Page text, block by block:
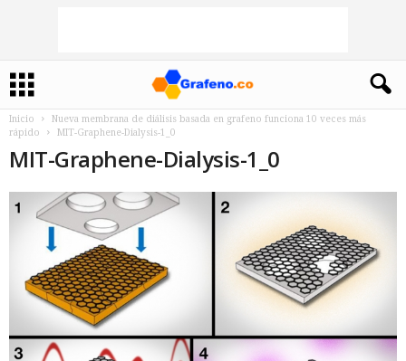
Inicio
Nueva membrana de diálisis basada en grafeno funciona 10 veces más
rápido
MIT-Graphene-Dialysis-1_0
MIT-Graphene-Dialysis-1_0